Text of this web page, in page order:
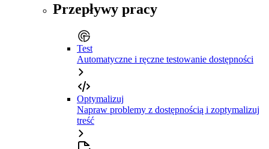
Przepływy pracy
Test
Automatyczne i ręczne testowanie dostępności
Optymalizuj
Napraw problemy z dostępnością i zoptymalizuj
treść